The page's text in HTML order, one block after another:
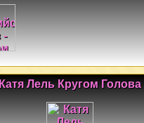
Катя Лель Кругом Голова